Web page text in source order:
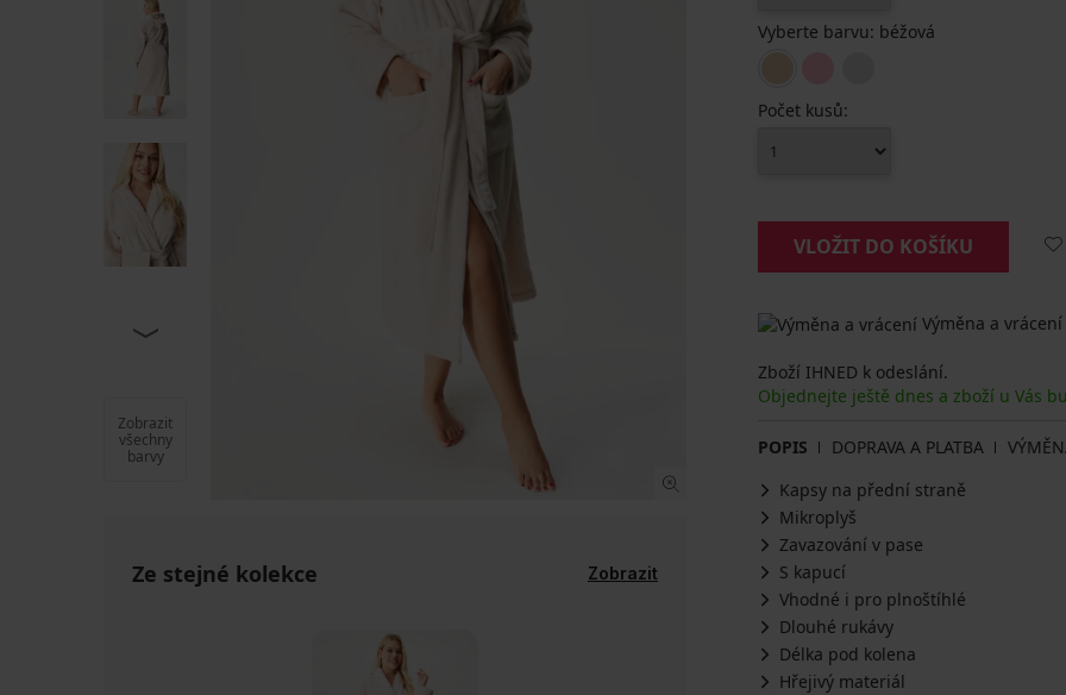
Zobrazit
všechny
barvy
Ze stejné kolekce Zobrazit
Vyberte barvu: béžová
Počet kusů:
VLOŽIT DO KOŠÍKU
Výměna a
Zboží IHNED k odeslání.
Objednejte ještě dnes a zboží u Vás
POPIS DOPRAVA A PLATBA
Kapsy na přední straně
Mikroplyš
Zavazování v pase
S kapucí
Vhodné i pro plnoštíhlé
Dlouhé rukávy
Délka pod kolena
Hřejivý materiál